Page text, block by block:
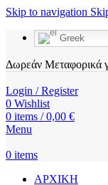
Skip to navigation
Greek
Δωρεάν Μεταφορικά
Login / Register
0 Wishlist
0 items / 0,00 €
Menu
0 items
ΑΡΧΙΚΗ